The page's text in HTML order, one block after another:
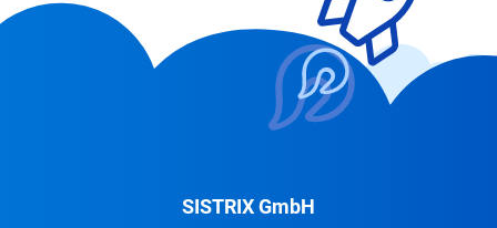
SISTRIX GmbH